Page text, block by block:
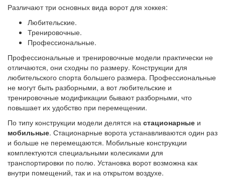
Различают три основных вида ворот для хоккея:
Любительские.
Тренировочные.
Профессиональные.
Профессиональные и тренировочные модели практически не
отличаются, они сходны по размеру. Конструкции для
любительского спорта большего размера. Профессиональные
не могут быть разборными, а вот любительские и
тренировочные модификации бывают разборными, что
повышает их удобство при перемещении.
По типу конструкции модели делятся на стационарные и
мобильные. Стационарные ворота устанавливаются один раз
и больше не перемещаются. Мобильные конструкции
комплектуются специальными колесиками для
транспортировки по полю. Установка ворот возможна как
внутри помещений, так и на открытом воздухе.